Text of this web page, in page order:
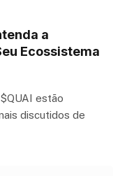
a
Ecossistema
estão
discutidos de